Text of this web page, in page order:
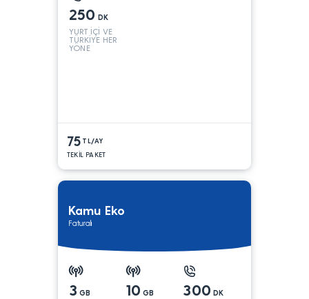
250 DK
YURT İÇİ VE
TÜRKİYE HER
YÖNE
75 TL/AY
TEKİL PAKET
Kamu Eko
Faturalı
3 GB 10 GB 300 DK